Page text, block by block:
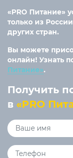
«PRO Питание»
только из
других стран.
Вы можете
онлайн! Узнать
Питание».
Получить
в «PRO